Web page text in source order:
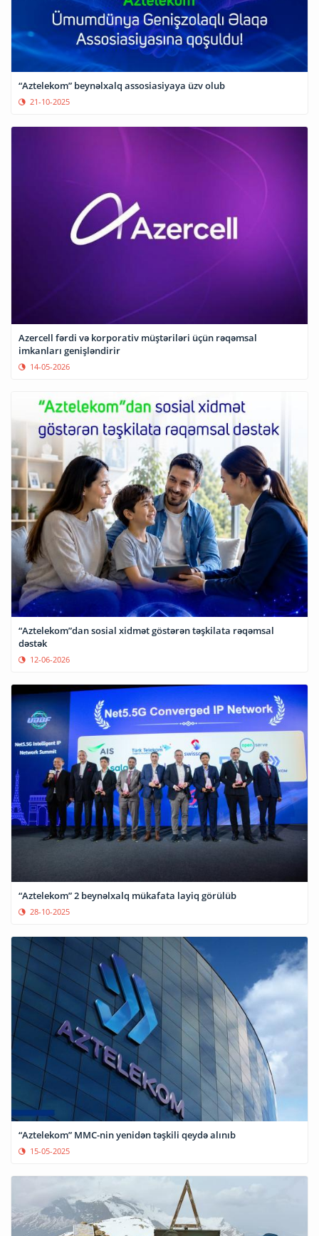
“Aztelekom” beynəlxalq assosiasiyaya üzv olub
21-10-2025
Azercell fərdi və korporativ müştəriləri üçün rəqəmsal
imkanları genişləndirir
14-05-2026
“Aztelekom”dan sosial xidmət göstərən təşkilata rəqəmsal
dəstək
12-06-2026
“Aztelekom” 2 beynəlxalq mükafata layiq görülüb
28-10-2025
“Aztelekom” MMC-nin yenidən təşkili qeydə alınıb
15-05-2025